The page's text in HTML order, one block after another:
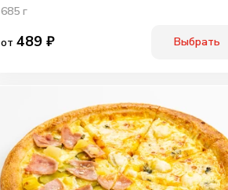
685 г
от489₽ Выбрать